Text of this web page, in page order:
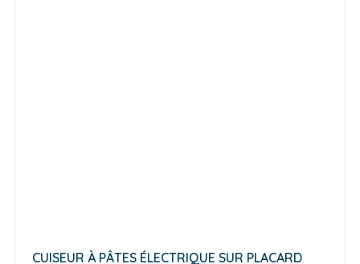
CUISEUR À PÂTES ÉLECTRIQUE SUR PLACARD